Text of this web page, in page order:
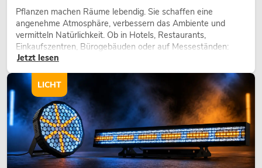
EUROLITE Set LED KLS Laser Bar PRO
FX-Lichtset + M-4 Boxenhochständer
No. 20000452
Bestand reicht ca. 12 Wo.
Pflanzen machen Räume lebendig. Sie schaffen eine
angenehme Atmosphäre, verbessern das Ambiente und
vermitteln Natürlichkeit. Ob in Hotels, Restaurants,
Einkaufszentren, Bürogebäuden oder auf Messeständen:
eine hochwertige Begrünung gehört heute längst zum
Jetzt lesen
LICHT